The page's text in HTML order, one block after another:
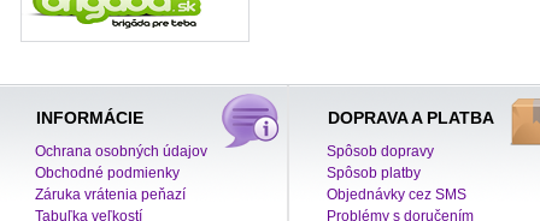
INFORMÁCIE
Ochrana osobných údajov
Obchodné podmienky
Záruka vrátenia peňazí
Tabuľka veľkostí
DOPRAVA A PLATBA
Spôsob dopravy
Spôsob platby
Objednávky cez SMS
Problémy s doručením